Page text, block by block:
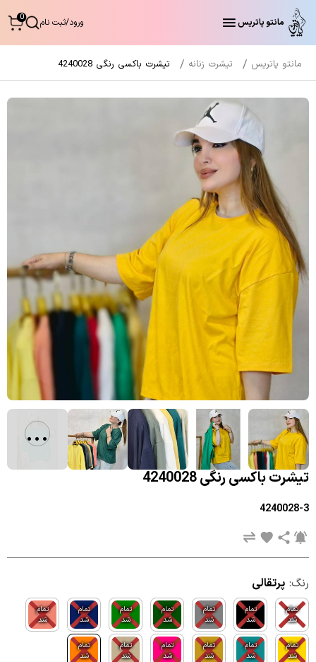
مانتو پاتریس ورود/ثبت نام 0
مانتو پاتریس تیشرت زنانه تیشرت باکسی رنگی 4240028
تیشرت باکسی رنگی 4240028
4240028-3
رنگ: پرتقالی
تمام
شد
تمام
شد
تمام
شد
تمام
شد
تمام
شد
تمام
شد
تمام
شد
تمام
شد
تمام
شد
تمام
شد
تمام
شد
تمام
شد
تمام
شد
...